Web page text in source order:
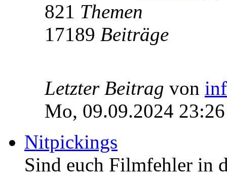
821 Themen
17189 Beiträge
Letzter Beitrag von
Mo, 09.09.2024 23:26
Nitpickings
Sind euch Filmfehler in